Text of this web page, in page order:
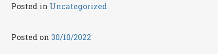
Posted in Uncategorized
Posted on 30/10/2022